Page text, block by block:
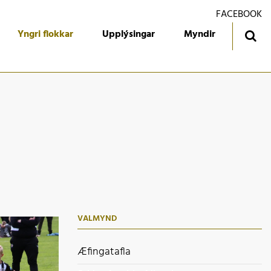
Yngri flokkar Upplýsingar Myndir
FACEBOOK
VALMYND
Æfingatafla